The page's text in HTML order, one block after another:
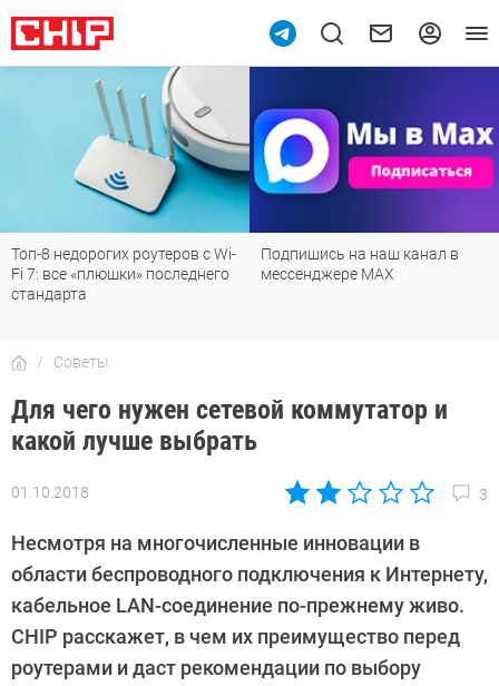
Топ-8 недорогих роутеров с Wi-
Fi 7: все «плюшки» последнего
стандарта
Подпишись на наш канал в
мессенджере МАХ
Советы
Для чего нужен сетевой коммутатор и
какой лучше выбрать
01.10.2018 3
Автор:
Киреев
Несмотря на многочисленные инновации в
области беспроводного подключения к Интернету,
кабельное LAN-соединение по-прежнему живо.
CHIP расскажет, в чем их преимущество перед
роутерами и даст рекомендации по выбору